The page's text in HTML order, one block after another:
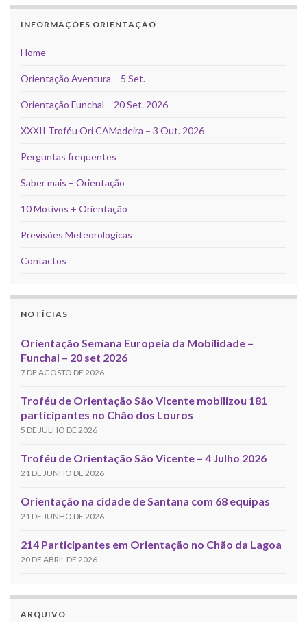
INFORMAÇÕES ORIENTAÇÃO
Home
Orientação Aventura – 5 Set.
Orientação Funchal – 20 Set. 2026
XXXII Troféu Ori CAMadeira – 3 Out. 2026
Perguntas frequentes
Saber mais – Orientação
10 Motivos + Orientação
Previsões Meteorologicas
Contactos
NOTÍCIAS
Orientação Semana Europeia da Mobilidade –
Funchal – 20 set 2026
7 DE AGOSTO DE 2026
Troféu de Orientação São Vicente mobilizou 181
participantes no Chão dos Louros
5 DE JULHO DE 2026
Troféu de Orientação São Vicente – 4 Julho 2026
21 DE JUNHO DE 2026
Orientação na cidade de Santana com 68 equipas
21 DE JUNHO DE 2026
214 Participantes em Orientação no Chão da Lagoa
20 DE ABRIL DE 2026
ARQUIVO